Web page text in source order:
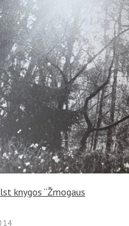
knygos “Žmogaus
14